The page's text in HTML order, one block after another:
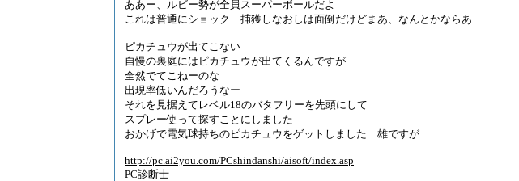
ああー、ルビー勢が全員スーパーボールだよ
これは普通にショック 捕獲しなおしは面倒だけどまあ、なんとかならあ
ピカチュウが出てこない
自慢の裏庭にはピカチュウが出てくるんですが
全然でてこねーのな
出現率低いんだろうなー
それを見据えてレベル18のバタフリーを先頭にして
スプレー使って探すことにしました
おかげで電気球持ちのピカチュウをゲットしました 雄ですが
http://pc.ai2you.com/PCshindanshi/aisoft/index.asp
PC診断士